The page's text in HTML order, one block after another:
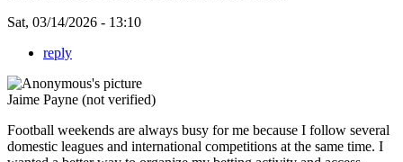
Sat, 03/14/2026 - 13:10
reply
Jaime Payne (not verified)
Football weekends are always busy for me because I follow several
domestic leagues and international competitions at the same time. I